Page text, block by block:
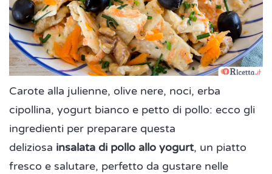
Carote alla julienne, olive nere, noci, erba
cipollina, yogurt bianco e petto di pollo: ecco gli
ingredienti per preparare questa
deliziosa insalata di pollo allo yogurt, un piatto
fresco e salutare, perfetto da gustare nelle